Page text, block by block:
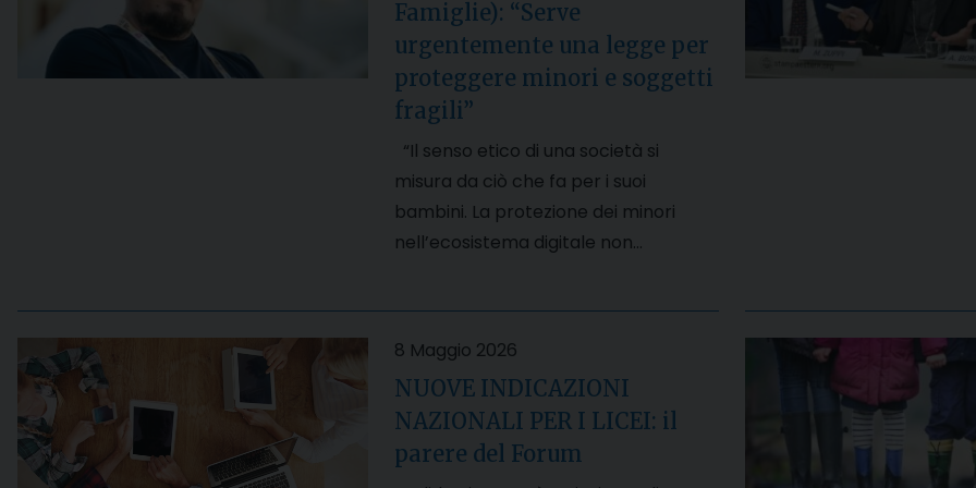
Famiglie): “Serve
urgentemente una legge per
proteggere minori e soggetti
fragili”
“Il senso etico di una società si
misura da ciò che fa per i suoi
bambini. La protezione dei minori
nell’ecosistema digitale non…
8 Maggio 2026
NUOVE INDICAZIONI
NAZIONALI PER I LICEI: il
parere del Forum